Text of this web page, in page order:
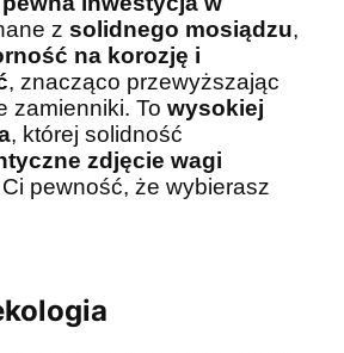
z solidnego mosiądzu,
na korozję i
, znacząco przewyższając
zamienniki. To wysokiej
, której solidność
zdjęcie wagi
pewność, że wybierasz